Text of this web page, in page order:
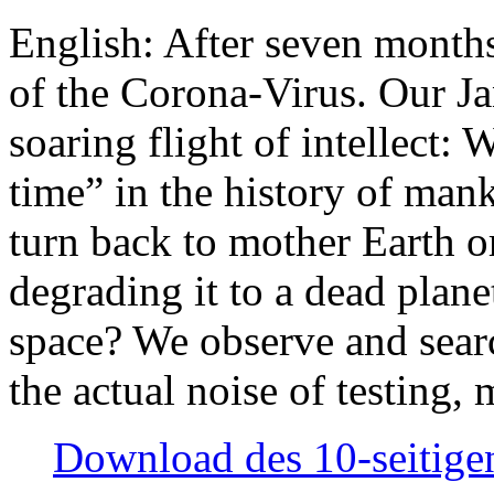
English: After seven
of the Corona-Virus. Our
soaring flight of intellect:
time” in the history of
turn back to mother Earth
degrading it to a dead
space? We observe and
the actual noise of testing,
Download des 10-